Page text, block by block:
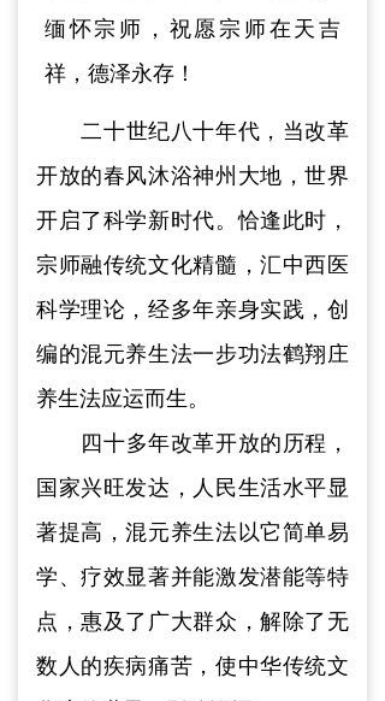
缅怀宗师，祝愿宗师在天吉
祥，德泽永存！
二十世纪 八十年代 ， 当改革
开放的春风沐浴神州大地 ，世界
开启了科学新时代。恰逢此时，
宗师融传统文化精髓 ，汇中西医
科学理论，经多年亲身实践 ，创
编的混元养生法一步功法鹤翔庄
养生法应运而生 。
四十多年改革开放的历程，
国家兴旺发达 ， 人民生活水平显
著提高 ，混元养生法以它简单易
学 、疗效显著并能激发潜能等特
点 ，惠及了 广大群众 ，解除了 无
数 人的疾病痛苦， 使中华传统文